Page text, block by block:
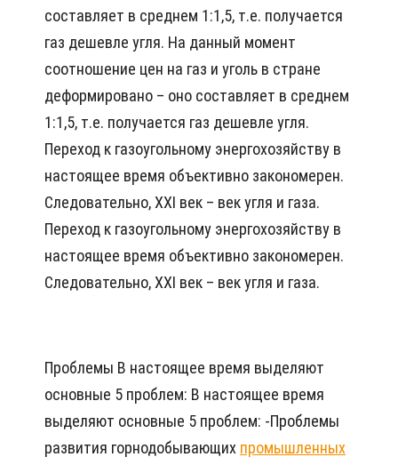
составляет в среднем 1:1,5, т.е. получается
газ дешевле угля. На данный момент
соотношение цен на газ и уголь в стране
деформировано – оно составляет в среднем
1:1,5, т.е. получается газ дешевле угля.
Переход к газоугольному энергохозяйству в
настоящее время объективно закономерен.
Следовательно, XXI век – век угля и газа.
Переход к газоугольному энергохозяйству в
настоящее время объективно закономерен.
Следовательно, XXI век – век угля и газа.
Проблемы В настоящее время выделяют
основные 5 проблем: В настоящее время
выделяют основные 5 проблем: -Проблемы
развития горнодобывающих промышленных